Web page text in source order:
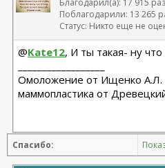
Благодарил(а): 17 915
Поблагодарили: 13 265
Статус: Никто еще не
@Kate12, И ты такая- ну
Омоложение от Ищенко А.Л.
маммопластика от
Спасибо: